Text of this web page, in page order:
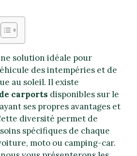
solution idéale pour
des intempéries et de
au soleil. Il existe
carports disponibles sur le
ses propres avantages et
diversité permet de
spécifiques de chaque
moto ou camping-car.